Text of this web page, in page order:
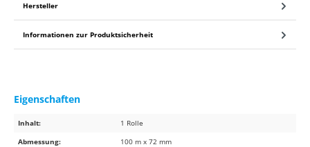
Hersteller
Informationen zur Produktsicherheit
Eigenschaften
Inhalt:
1 Rolle
Abmessung:
100 m x 72 mm